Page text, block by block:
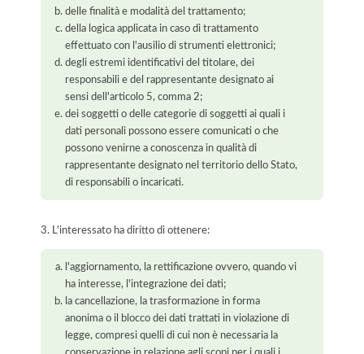
delle finalità e modalità del trattamento;
della logica applicata in caso di trattamento
effettuato con l'ausilio di strumenti elettronici;
degli estremi identificativi del titolare, dei
responsabili e del rappresentante designato ai
sensi dell'articolo 5, comma 2;
dei soggetti o delle categorie di soggetti ai quali i
dati personali possono essere comunicati o che
possono venirne a conoscenza in qualità di
rappresentante designato nel territorio dello Stato,
di responsabili o incaricati.
3. L'interessato ha diritto di ottenere:
l'aggiornamento, la rettificazione ovvero, quando vi
ha interesse, l'integrazione dei dati;
la cancellazione, la trasformazione in forma
anonima o il blocco dei dati trattati in violazione di
legge, compresi quelli di cui non è necessaria la